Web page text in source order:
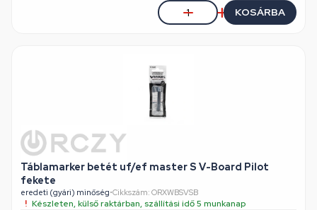
KOSÁRBA
Táblamarker betét uf/ef master S V-Board Pilot
fekete
eredeti (gyári) minőség•Cikkszám: ORXWBSVSB
Készleten, külső raktárban, szállítási idő 5 munkanap